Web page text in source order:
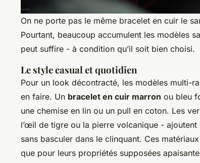
On ne porte pas le même bracelet en cuir le
Pourtant, beaucoup accumulent les modèles
peut suffire - à condition qu’il soit bien choisi.
Le style casual et quotidien
Pour un look décontracté, les modèles multi-
en faire. Un bracelet en cuir marron ou bleu
une chemise en lin ou un pull en coton. Les
l’œil de tigre ou la pierre volcanique -
sans basculer dans le clinquant. Ces
que pour leurs propriétés supposées